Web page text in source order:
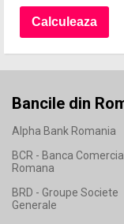
Bancile din
Alpha Bank Romania
BCR - Banca
Romana
BRD - Groupe Societe
Generale